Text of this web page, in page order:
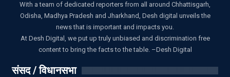
With a team of dedicated reporters from all around Chhattisgarh,
Odisha, Madhya Pradesh and Jharkhand, Desh digital unveils the
news that is important and impacts you.
At Desh Digital, we put up truly unbiased and discrimination free
content to bring the facts to the table. –Desh Digital
संसद / विधानसभा